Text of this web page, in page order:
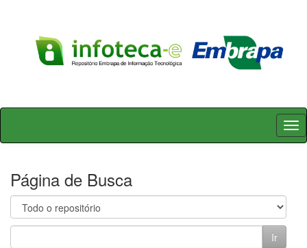
Skip
Página de Busca